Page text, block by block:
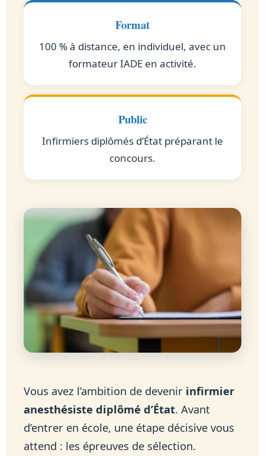
Format
100 % à distance, en individuel, avec un
formateur IADE en activité.
Public
Infirmiers diplômés d’État préparant le
concours.
Vous avez l’ambition de devenir infirmier
anesthésiste diplômé d’État. Avant
d’entrer en école, une étape décisive vous
attend : les épreuves de sélection.